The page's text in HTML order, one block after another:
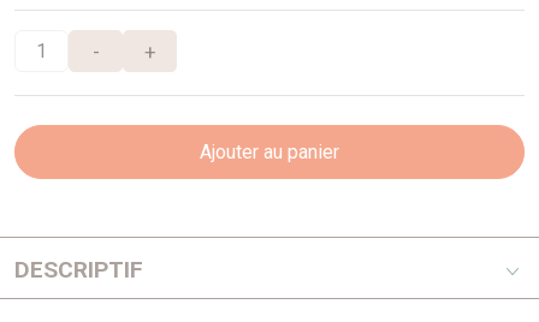
- +
Ajouter au panier
DESCRIPTIF